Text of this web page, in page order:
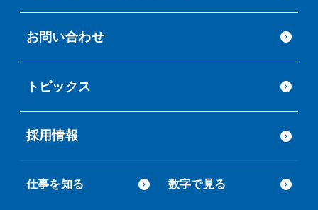
お問い合わせ
トピックス
採用情報
仕事を知る 数字で見る